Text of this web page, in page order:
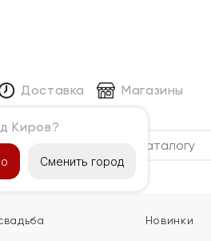
Киров?
Сменить город
Доставка Магазины
Новинки